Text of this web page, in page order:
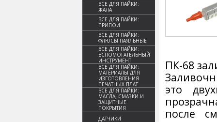
ВСЕ ДЛЯ ПАЙКИ:
ЖАЛА
ВСЕ ДЛЯ ПАЙКИ:
ПРИПОИ
ВСЕ ДЛЯ ПАЙКИ:
ФЛЮСЫ ПАЯЛЬНЫЕ
ВСЕ ДЛЯ ПАЙКИ:
ВСПОМОГАТЕЛЬНЫЙ
ИНСТРУМЕНТ
ВСЕ ДЛЯ ПАЙКИ:
МАТЕРИАЛЫ ДЛЯ
ИЗГОТОВЛЕНИЯ
ПЕЧАТНЫХ ПЛАТ
ВСЕ ДЛЯ ПАЙКИ:
МАСЛА, СМАЗКИ И
ЗАЩИТНЫЕ
ПОКРЫТИЯ
ДАТЧИКИ
ПК-68
это
после